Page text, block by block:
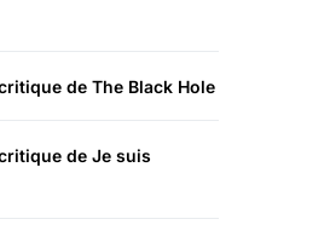
de The Black Hole
de Je suis